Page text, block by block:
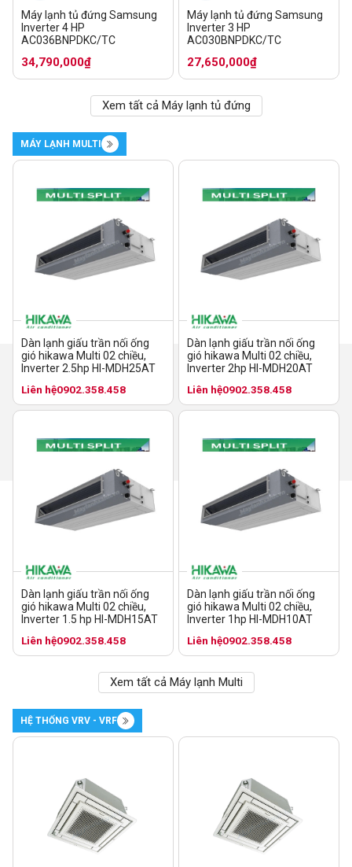
Máy lạnh tủ đứng Samsung
Inverter 4 HP
AC036BNPDKC/TC
34,790,000₫
Máy lạnh tủ đứng Samsung
Inverter 3 HP
AC030BNPDKC/TC
27,650,000₫
Xem tất cả Máy lạnh tủ đứng
MÁY LẠNH MULTI
Dàn lạnh giấu trần nối ống
gió hikawa Multi 02 chiều,
Inverter 2.5hp HI-MDH25AT
Liên hệ0902.358.458
Dàn lạnh giấu trần nối ống
gió hikawa Multi 02 chiều,
Inverter 2hp HI-MDH20AT
Liên hệ0902.358.458
Dàn lạnh giấu trần nối ống
gió hikawa Multi 02 chiều,
Inverter 1.5 hp HI-MDH15AT
Liên hệ0902.358.458
Dàn lạnh giấu trần nối ống
gió hikawa Multi 02 chiều,
Inverter 1hp HI-MDH10AT
Liên hệ0902.358.458
Xem tất cả Máy lạnh Multi
HỆ THỐNG VRV - VRF